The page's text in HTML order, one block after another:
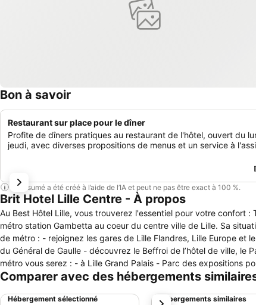
Bon à savoir
Restaurant sur place pour le dîner
Profite de dîners pratiques au restaurant de l'hôtel, ouvert du
jeudi, avec diverses propositions de menus et un service à
Ce résumé a été créé à l’aide de l’IA et peut ne pas être exact à 100 %.
Brit Hotel Lille Centre - À propos
Au Best Hôtel Lille, vous trouverez l'essentiel pour votre confort
métro station Gambetta au coeur du centre ville de Lille. Sa situation est idéale pour vos séjours professionnels ou touristiques. A moins de 5 minutes
de métro : - rejoignez les gares de Lille Flandres, Lille Europe et le centre d’affaires Euralille - visitez les rues piétonnes du vieux Lille et la Grand Place
du Général de Gaulle - découvrez le Beffroi de l’hôtel de ville, le Palais Rihour, le musée des Beaux-Arts ou encore la Vieille Bourse. En 10 minutes de
métro vous serez : - à Lille Grand Palais - Parc des expositions pour assister à tous les salons et congrès - au Zenith ou à la salle de spectacle du
Nouveau Siècle pour colloques et concerts. Accès direct au Stade Pierre Mauroy par le métro. A quelques pas de l’hôtel vous flânez le dimanche au
communs : - la station de métro Gambetta (ligne 1) est aux pieds de l’hôtel - l’hôtel dispose d’un garage fermé à quelques mètres de l’hôtel - accès
Comparer avec des hébergements
Hébergement sélectionné Hébergements similaires
suivant